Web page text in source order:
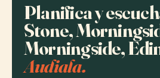
Planifica y
Stone,
Morningside,
Audiala.